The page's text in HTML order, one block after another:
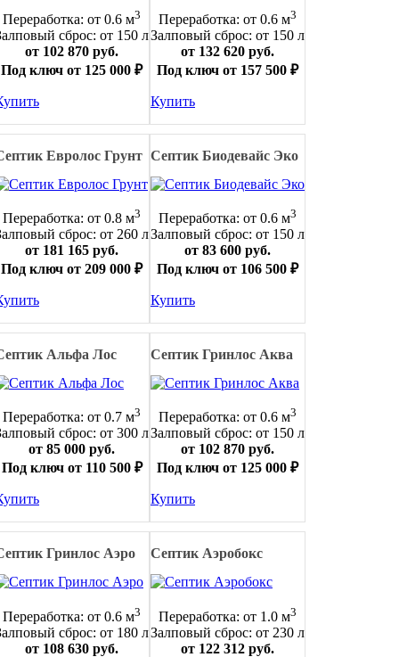
Переработка: от 0.6 м3
сброс: от 150 л
от 102 870 руб.
Под ключ от 125 000 ₽
Переработка: от 0.6 м3
Залповый сброс: от 150 л
от 132 620 руб.
Под ключ от 157 500 ₽
Купить
Евролос Грунт
Переработка: от 0.8 м3
сброс: от 260 л
от 181 165 руб.
Под ключ от 209 000 ₽
Септик Биодевайс Эко
Переработка: от 0.6 м3
Залповый сброс: от 150 л
от 83 600 руб.
Под ключ от 106 500 ₽
Купить
Альфа Лос
Переработка: от 0.7 м3
сброс: от 300 л
от 85 000 руб.
Под ключ от 110 500 ₽
Септик Гринлос Аква
Переработка: от 0.6 м3
Залповый сброс: от 150 л
от 102 870 руб.
Под ключ от 125 000 ₽
Купить
Гринлос Аэро
Переработка: от 0.6 м3
сброс: от 180 л
от 108 630 руб.
Септик Аэробокс
Переработка: от 1.0 м3
Залповый сброс: от 230 л
от 122 312 руб.